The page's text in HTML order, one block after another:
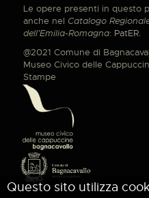
Le opere presenti in questo
anche nel Catalogo
dell'Emilia-Romagna: PatER.
@2021 Comune di
Museo Civico delle
Stampe
Questo sito utilizza